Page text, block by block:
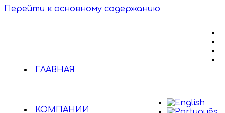
Перейти к основному содержанию
ГЛАВНАЯ
КОМПАНИИ